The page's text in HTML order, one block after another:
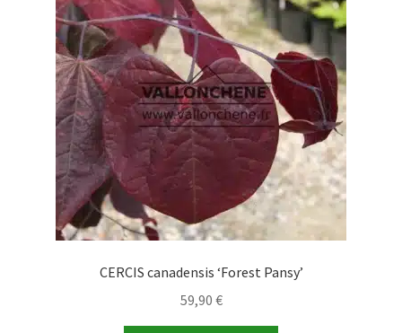
peuvent
être
choisies
sur
la
page
du
produit
CERCIS canadensis ‘Forest Pansy’
59,90 €